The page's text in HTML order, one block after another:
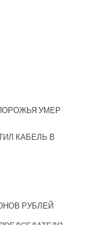
УМЕР
КАБЕЛЬ В
РУБЛЕЙ